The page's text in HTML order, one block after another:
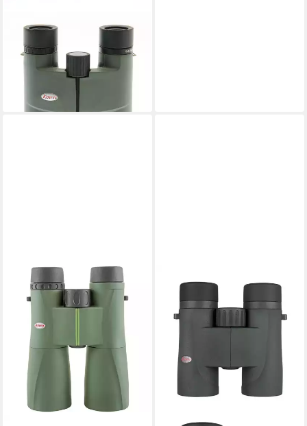
KOWA
Kowa Fernglas BD 8x25 DCF
Fernglas
301,85 €
lieferbar - in 3-4 Werktagen bei dir